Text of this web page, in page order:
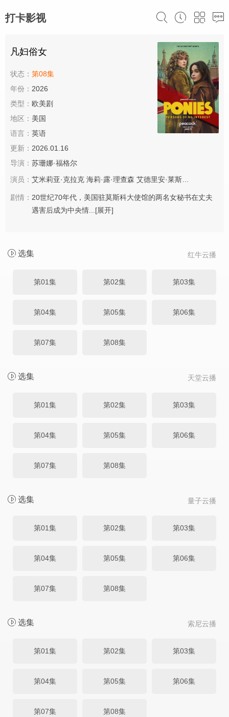
打卡影视
凡妇俗女
状态： 第08集
年份： 2026
类型： 欧美剧
地区： 美国
语言： 英语
更新： 2026.01.16
导演： 苏珊娜·福格尔
演员： 艾米莉亚·克拉克 海莉·露·理查森 艾德里安·莱斯特
剧情： 20世纪70年代，美国驻莫斯科大使馆的两名女秘书在丈夫
遇害后成为中央情... [展开]
红牛云播
选集
第01集 第02集 第03集
第04集 第05集 第06集
第07集 第08集
天堂云播
选集
第01集 第02集 第03集
第04集 第05集 第06集
第07集 第08集
量子云播
选集
第01集 第02集 第03集
第04集 第05集 第06集
第07集 第08集
索尼云播
选集
第01集 第02集 第03集
第04集 第05集 第06集
第07集 第08集